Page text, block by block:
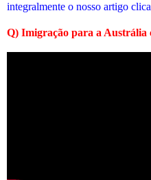
integralmente o nosso artigo
Q) Imigração para a Austrália